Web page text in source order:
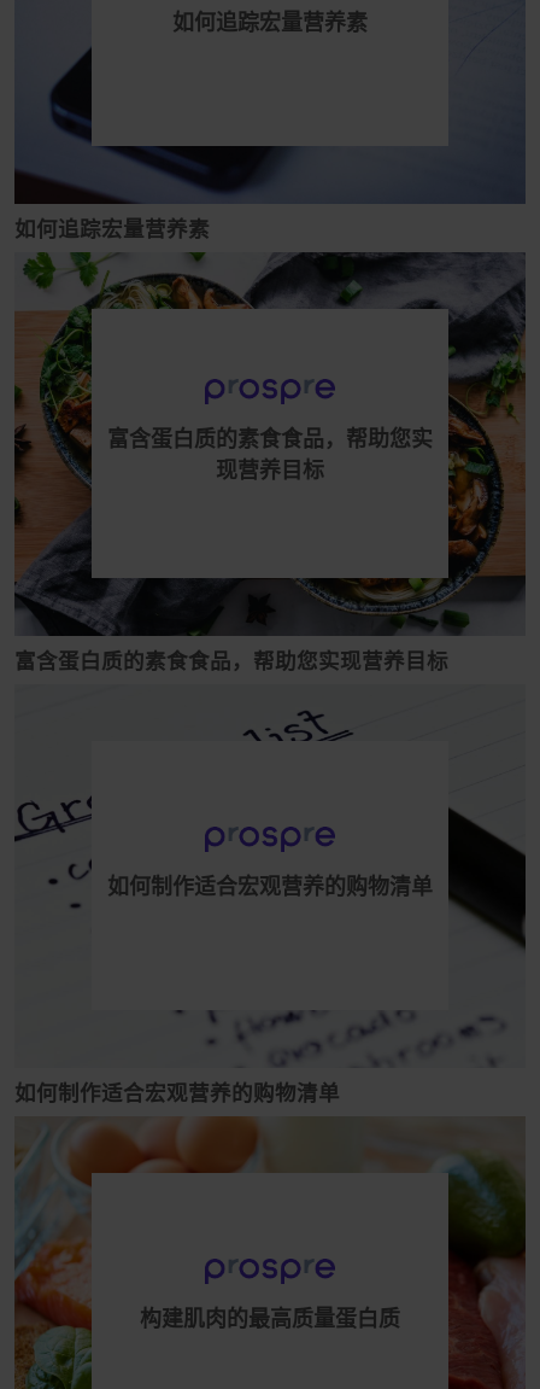
如何追踪宏量营养素
如何追踪宏量营养素
富含蛋白质的素食食品，帮助您实
现营养目标
富含蛋白质的素食食品，帮助您实现营养目标
如何制作适合宏观营养的购物清单
如何制作适合宏观营养的购物清单
构建肌肉的最高质量蛋白质